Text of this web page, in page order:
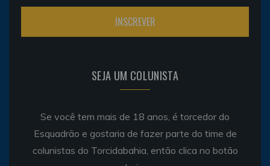
SEJA UM COLUNISTA
Se você tem mais de 18 anos, é torcedor do
Esquadrão e gostaria de fazer parte do time de
colunistas do Torcidabahia, então clica no botão